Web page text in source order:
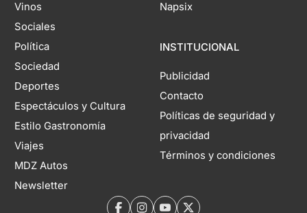
Vinos
Sociales
Política
Sociedad
Deportes
Espectáculos y Cultura
Estilo Gastronomía
Viajes
MDZ Autos
Newsletter
Napsix
INSTITUCIONAL
Publicidad
Contacto
Políticas de seguridad y
privacidad
Términos y condiciones